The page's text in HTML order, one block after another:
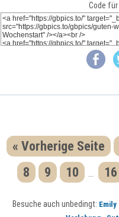
Code für
« Vorherige Seite
8
9 10 16
Besuche auch unbedingt: